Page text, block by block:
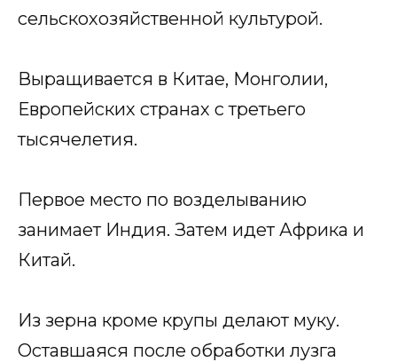
сельскохозяйственной культурой.
Выращивается в Китае, Монголии,
Европейских странах с третьего
тысячелетия.
Первое место по возделыванию
занимает Индия. Затем идет Африка и
Китай.
Из зерна кроме крупы делают муку.
Оставшаяся после обработки лузга